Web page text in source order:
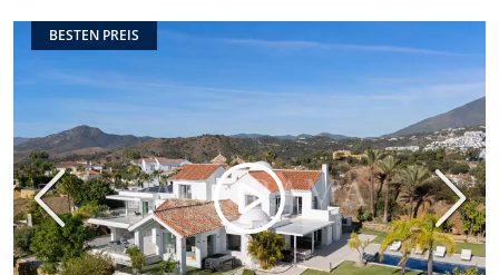
BESTEN PREIS
Vorherige